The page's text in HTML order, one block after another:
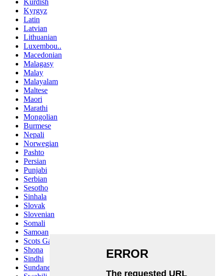
Kurdish
Kyrgyz
Latin
Latvian
Lithuanian
Luxembou..
Macedonian
Malagasy
Malay
Malayalam
Maltese
Maori
Marathi
Mongolian
Burmese
Nepali
Norwegian
Pashto
Persian
Punjabi
Serbian
Sesotho
Sinhala
Slovak
Slovenian
Somali
Samoan
Scots Gaelic
Shona
Sindhi
Sundanese